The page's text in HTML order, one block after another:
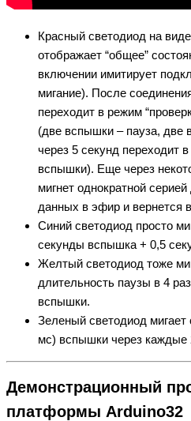
Красный светодиод на
отображает “общее”
включении имитирует
мигание). После
переходит в режим
(две вспышки – пауза, две
через 5 секунд переходит
вспышки). Еще через
мигнет однократной
данных в эфир и вернется
Синий светодиод просто
секунды вспышка + 0,5
Желтый светодиод тоже
длительность паузы в 4
вспышки.
Зеленый светодиод мигает
мс) вспышки через каждые
Демонстрационный
платформы Arduino32